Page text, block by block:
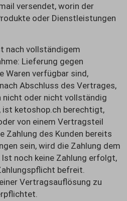
versendet, worin der
oder Dienstleistungen
nach vollständigem
Lieferung gegen
Waren verfügbar sind,
Abschluss des Vertrages,
nicht oder nicht vollständig
ist ketoshop.ch berechtigt,
von einem Vertragsteil
Zahlung des Kunden bereits
sein, wird die Zahlung dem
noch keine Zahlung erfolgt,
befreit.
Vertragsauflösung zu